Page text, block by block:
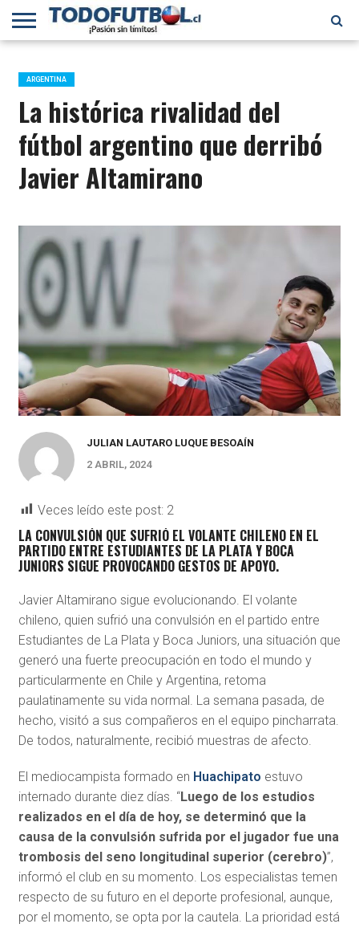
PRIMERA
B
SELECCIÓN
CHILENA
CHILENOS
EN EL
MUNDO
FÚTBOL
INTERNACIONAL
ARGENTINA
La histórica rivalidad del
fútbol argentino que derribó
Javier Altamirano
JULIAN LAUTARO LUQUE BESOAÍN
2 ABRIL, 2024
Veces leído este post: 2
LA CONVULSIÓN QUE SUFRIÓ EL VOLANTE CHILENO EN EL
PARTIDO ENTRE ESTUDIANTES DE LA PLATA Y BOCA
JUNIORS SIGUE PROVOCANDO GESTOS DE APOYO.
Javier Altamirano sigue evolucionando. El volante
chileno, quien sufrió una convulsión en el partido entre
Estudiantes de La Plata y Boca Juniors, una situación que
generó una fuerte preocupación en todo el mundo y
particularmente en Chile y Argentina, retoma
paulatinamente su vida normal. La semana pasada, de
hecho, visitó a sus compañeros en el equipo pincharrata.
De todos, naturalmente, recibió muestras de afecto.
El mediocampista formado en Huachipato estuvo
internado durante diez días. “Luego de los estudios
realizados en el día de hoy, se determinó que la
causa de la convulsión sufrida por el jugador fue una
trombosis del seno longitudinal superior (cerebro)”,
informó el club en su momento. Los especialistas temen
respecto de su futuro en el deporte profesional, aunque,
por el momento, se opta por la cautela. La prioridad está